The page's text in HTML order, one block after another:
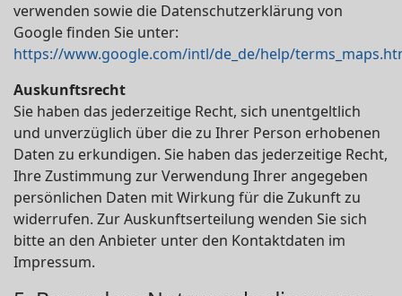
verwenden sowie die Datenschutzerklärung von
Google finden Sie unter:
https://www.google.com/intl/de_de/help/
Auskunftsrecht
Sie haben das jederzeitige Recht, sich unentgeltlich
und unverzüglich über die zu Ihrer Person erhobenen
Daten zu erkundigen. Sie haben das jederzeitige Recht,
Ihre Zustimmung zur Verwendung Ihrer angegeben
persönlichen Daten mit Wirkung für die Zukunft zu
widerrufen. Zur Auskunftserteilung wenden Sie sich
bitte an den Anbieter unter den Kontaktdaten im
Impressum.